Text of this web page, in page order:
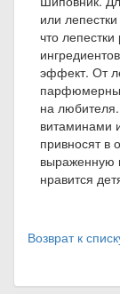
или
что
эффект. От
на
витаминами
привносят в
выраженную
нравится
Возврат к